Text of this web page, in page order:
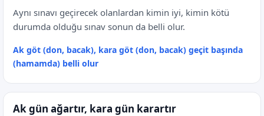
Aynı sınavı geçirecek olanlardan kimin iyi, kimin kötü
durumda olduğu sınav sonun da belli olur.
Ak göt (don, bacak), kara göt (don, bacak) geçit başında
(hamamda) belli olur
Ak gün ağartır, kara gün karartır